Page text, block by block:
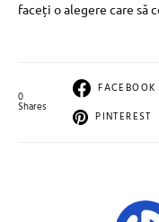
faceți o alegere care să
0
Shares
FACEBOOK
PINTEREST